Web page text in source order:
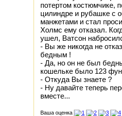
потертом костюмчике,
цилиндре и рубашке с
манжетами и стал
Холмс ему отказал.
ушел, Ватсон
- Вы же никогда не
бедным !
- Да, но он не был
кошельке было 123
- Откуда Вы знаете ?
- Ну давайте теперь
вместе...
Ваша оценка